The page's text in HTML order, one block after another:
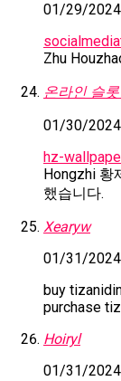
01/29/
Zhu
온라인 슬
01/30/
hz-
Hongzhi 황
했습니다.
Xearyw
01/31/
buy
purchase
Hoiryl
01/31/